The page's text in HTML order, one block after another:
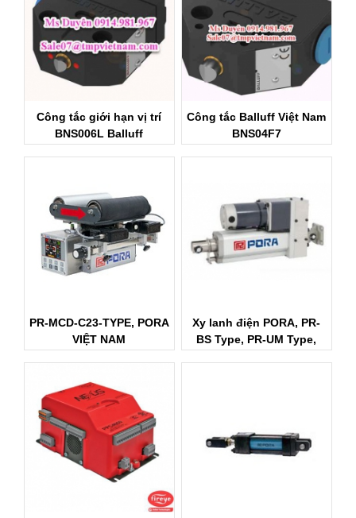
Công tắc giới hạn vị trí
BNS006L Balluff
Công tắc Balluff Việt Nam
BNS04F7
PR-MCD-C23-TYPE, PORA
VIỆT NAM
Xy lanh điện PORA, PR-
BS Type, PR-UM Type,